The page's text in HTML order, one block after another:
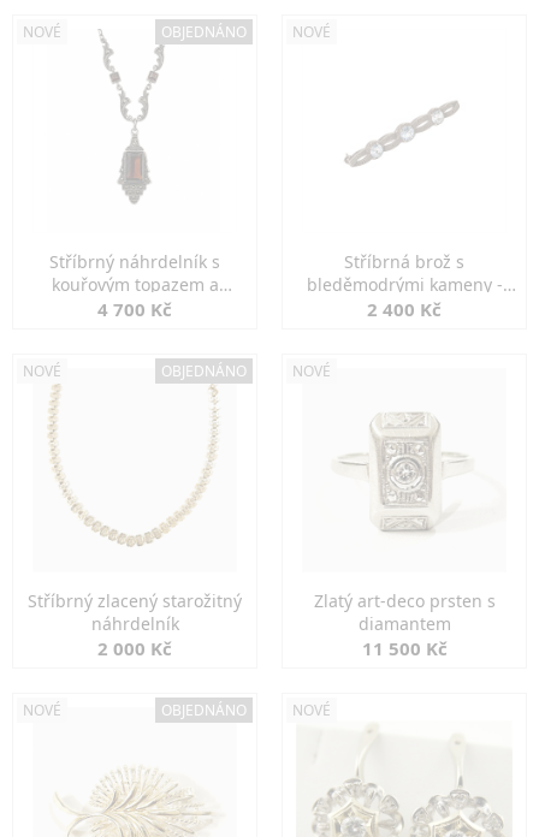
NOVÉ OBJEDNÁNO
Stříbrný náhrdelník s
kouřovým topazem a
markazity
4 700 Kč
NOVÉ
Stříbrná brož s
bleděmodrými kameny -
jemná elegance
2 400 Kč
NOVÉ OBJEDNÁNO
Stříbrný zlacený starožitný
náhrdelník
2 000 Kč
NOVÉ
Zlatý art-deco prsten s
diamantem
11 500 Kč
NOVÉ OBJEDNÁNO NOVÉ